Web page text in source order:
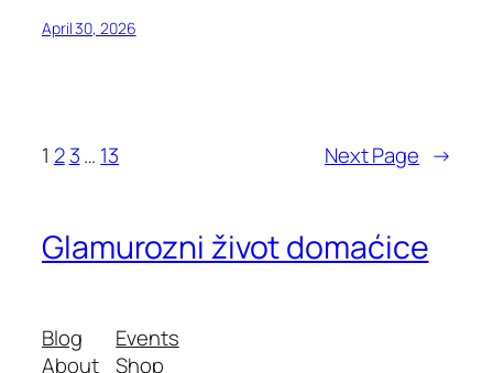
April 30, 2026
1 2 3… 13 Next Page →
Glamurozni život domaćice
Blog
About
Events
Shop